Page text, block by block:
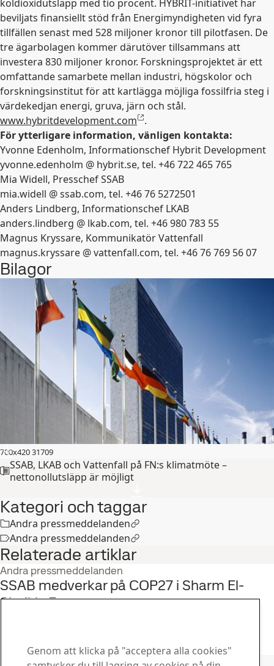
koldioxidutsläpp med tio procent. HYBRIT-initiativet har
beviljats finansiellt stöd från Energimyndigheten vid fyra
tillfällen senast med 528 miljoner kronor till pilotfasen. De
tre ägarbolagen kommer därutöver tillsammans att
investera 830 miljoner kronor. Forskningsprojektet är ett
omfattande samarbete mellan industri, högskolor och
forskningsinstitut för att kartlägga möjliga fossilfria steg i
värdekedjan energi, gruva, järn och stål.
www.hybritdevelopment.com
.
För ytterligare information, vänligen kontakta:
Yvonne Edenholm, Informationschef Hybrit Development
yvonne.edenholm @ hybrit.se, tel. +46 722 465 765
Mia Widell, Presschef SSAB
mia.widell @ ssab.com, tel. +46 76 5272501
Anders Lindberg, Informationschef LKAB
anders.lindberg @ lkab.com, tel. +46 980 783 55
Magnus Kryssare, Kommunikatör Vattenfall
magnus.kryssare @ vattenfall.com, tel. +46 76 769 56 07
Bilagor
700x420 31709
SSAB, LKAB och Vattenfall på FN:s klimatmöte –
nettonollutsläpp är möjligt
Kategori och taggar
Andra pressmeddelanden
Andra pressmeddelanden
Relaterade artiklar
Andra pressmeddelanden
SSAB medverkar på COP27 i Sharm El-
Sheikh, Egypten
Genom att klicka på "acceptera alla cookies"